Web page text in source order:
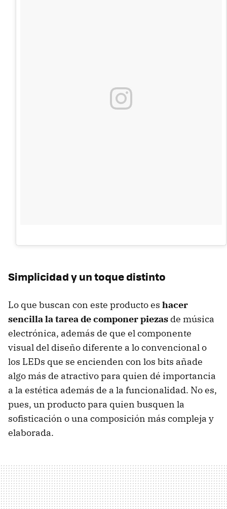
Simplicidad y un toque distinto
Lo que buscan con este producto es hacer
sencilla la tarea de componer piezas de música
electrónica, además de que el componente
visual del diseño diferente a lo convencional o
los LEDs que se encienden con los bits añade
algo más de atractivo para quien dé importancia
a la estética además de a la funcionalidad. No es,
pues, un producto para quien busquen la
sofisticación o una composición más compleja y
elaborada.